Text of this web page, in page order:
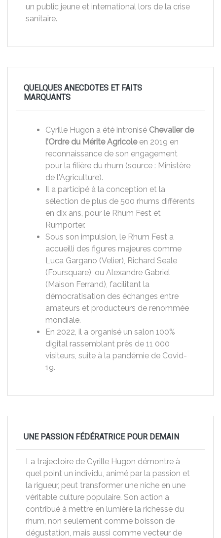
un public jeune et international lors de la crise
sanitaire.
QUELQUES ANECDOTES ET FAITS
MARQUANTS
Cyrille Hugon a été intronisé Chevalier de
l’Ordre du Mérite Agricoleen 2019 en
reconnaissance de son engagement
pour la filière du rhum (source : Ministère
de l'Agriculture).
Il a participé à la conception et la
sélection de plus de 500 rhums différents
en dix ans, pour le Rhum Fest et
Rumporter.
Sous son impulsion, le Rhum Fest a
accueilli des figures majeures comme
Luca Gargano (Velier), Richard Seale
(Foursquare), ou Alexandre Gabriel
(Maison Ferrand), facilitant la
démocratisation des échanges entre
amateurs et producteurs de renommée
mondiale.
En 2022, il a organisé un salon 100%
digital rassemblant près de 11 000
visiteurs, suite à la pandémie de Covid-
19.
UNE PASSION FÉDÉRATRICE POUR DEMAIN
La trajectoire de Cyrille Hugon démontre à
quel point un individu, animé par la passion et
la rigueur, peut transformer une niche en une
véritable culture populaire. Son action a
contribué à mettre en lumière la richesse du
rhum, non seulement comme boisson de
dégustation, mais aussi comme vecteur de